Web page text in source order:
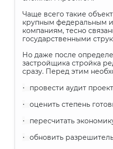
Чаще всего такие
крупным федеральным
компаниям, тесно
государственными
Но даже после
застройщика стройка
сразу. Перед этим
· провести аудит
· оценить степень
· пересчитать
· обновить